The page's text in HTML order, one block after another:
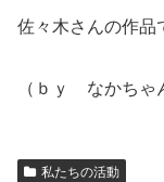
佐々木さんの作品
（ｂｙ なかちゃ
私たちの活動